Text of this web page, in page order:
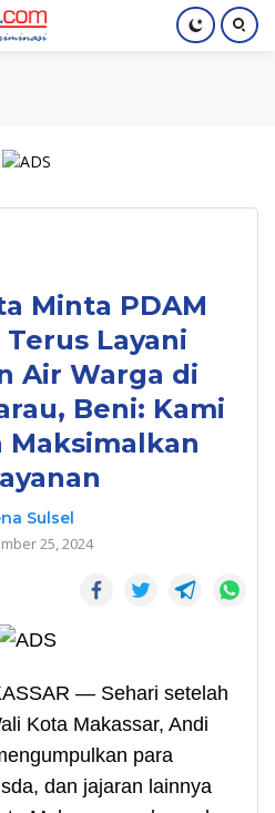
Index
Minta PDAM
Terus Layani
Air Warga di
Beni: Kami
Maksimalkan
Sulsel
25, 2024
— Sehari setelah
Kota Makassar, Andi
para
dan jajaran lainnya